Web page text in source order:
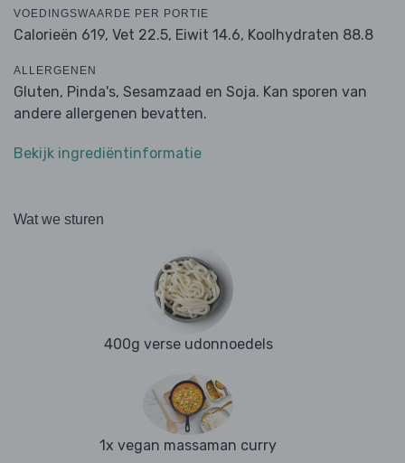
VOEDINGSWAARDE PER PORTIE
Calorieën 619, Vet 22.5, Eiwit 14.6, Koolhydraten 88.8
ALLERGENEN
Gluten, Pinda's, Sesamzaad en Soja. Kan sporen van
andere allergenen bevatten.
Bekijk ingrediëntinformatie
Wat we sturen
400g verse udonnoedels
1x vegan massaman curry